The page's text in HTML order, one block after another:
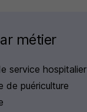
métier
service hospitalier
de puériculture